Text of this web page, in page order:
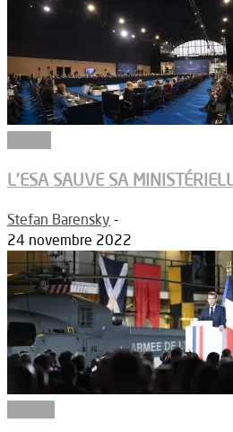
L’ESA SAUVE SA
Stefan Barensky -
24 novembre 2022